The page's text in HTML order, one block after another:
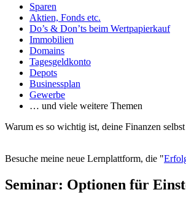
Sparen
Aktien, Fonds etc.
Do’s & Don’ts beim Wertpapierkauf
Immobilien
Domains
Tagesgeldkonto
Depots
Businessplan
Gewerbe
… und viele weitere Themen
Warum es so wichtig ist, deine Finanzen
Besuche meine neue Lernplattform, die "
Seminar: Optionen für